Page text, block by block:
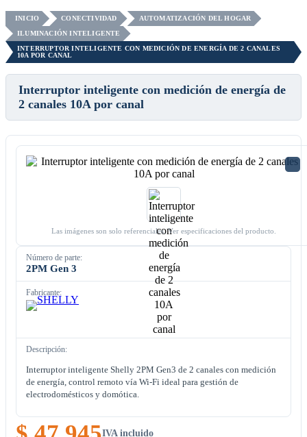
INICIO CONECTIVIDAD
AUTOMATIZACIÓN DEL HOGAR
ILUMINACIÓN INTELIGENTE
INTERRUPTOR INTELIGENTE CON MEDICIÓN DE ENERGÍA DE 2 CANALES
10A POR CANAL
Interruptor inteligente con medición de energía de
2 canales 10A por canal
Las imágenes son solo referenciales. Ver especificaciones del producto.
Número de parte:
2PM Gen 3
Fabricante:
Descripción:
Interruptor inteligente Shelly 2PM Gen3 de 2 canales con medición
de energía, control remoto vía Wi-Fi ideal para gestión de
electrodomésticos y domótica.
IVA incluido